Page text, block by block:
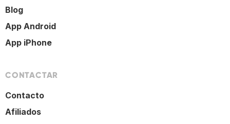
Blog
App Android
App iPhone
CONTACTAR
Contacto
Afiliados